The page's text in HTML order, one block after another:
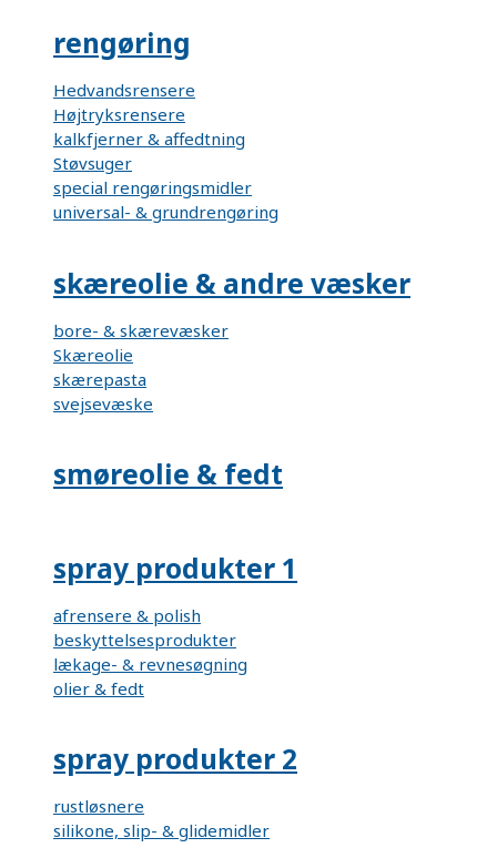
rengøring
Hedvandsrensere
Højtryksrensere
kalkfjerner & affedtning
Støvsuger
special rengøringsmidler
universal- & grundrengøring
skæreolie & andre væsker
bore- & skærevæsker
Skæreolie
skærepasta
svejsevæske
smøreolie & fedt
spray produkter 1
afrensere & polish
beskyttelsesprodukter
lækage- & revnesøgning
olier & fedt
spray produkter 2
rustløsnere
silikone, slip- & glidemidler